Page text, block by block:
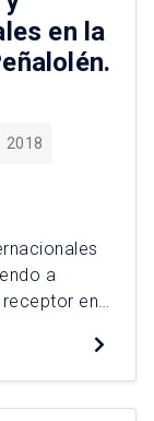
en la
2018
a
en
años se ha